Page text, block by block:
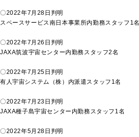
〇2022年7月28日判明
スペースサービス南日本事業所内勤務スタッフ1名
〇2022年7月26日判明
JAXA筑波宇宙センター内勤務スタッフ2名
〇2022年7月25日判明
有人宇宙システム（株）内派遣スタッフ1名
〇2022年7月23日判明
JAXA種子島宇宙センター内勤務スタッフ1名
〇2022年5月28日判明